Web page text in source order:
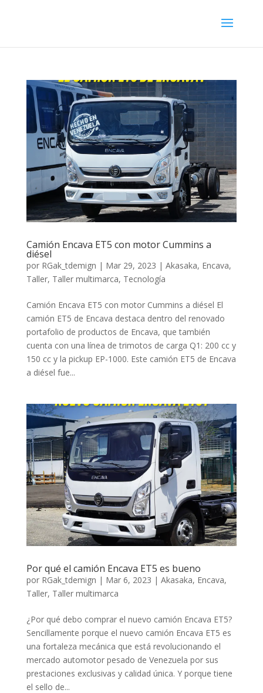
Camión Encava ET5 con motor Cummins a
diésel
por RGak_tdemign | Mar 29, 2023 | Akasaka, Encava,
Taller, Taller multimarca, Tecnología
Camión Encava ET5 con motor Cummins a diésel El
camión ET5 de Encava destaca dentro del renovado
portafolio de productos de Encava, que también
cuenta con una línea de trimotos de carga Q1: 200 cc y
150 cc y la pickup EP-1000. Este camión ET5 de Encava
a diésel fue...
Por qué el camión Encava ET5 es bueno
por RGak_tdemign | Mar 6, 2023 | Akasaka, Encava,
Taller, Taller multimarca
¿Por qué debo comprar el nuevo camión Encava ET5?
Sencillamente porque el nuevo camión Encava ET5 es
una fortaleza mecánica que está revolucionando el
mercado automotor pesado de Venezuela por sus
prestaciones exclusivas y calidad única. Y porque tiene
el sello de...